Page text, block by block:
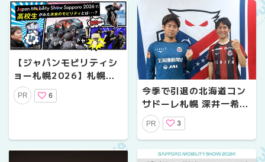
【ジャパンモビリティシ
ョー札幌2026】札幌地
区トヨタ販売店が未来を
担う工業高校生を招待！
PR 6
今季で引退の北海道コン
サドーレ札幌 深井一希選
手に単独インタビュー｜
インフルエンサーROY氏
が聞く”最後のピッチ”へ
の想い
PR 3